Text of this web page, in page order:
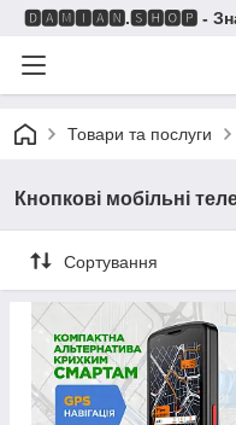
🅳🅰🅼🅸🅰🅽.🆂🅷🅾🅿 -
Товари та послуги
Кнопкові мобільні
Сортування